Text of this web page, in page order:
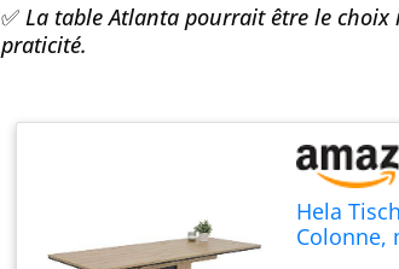
✅ La table Atlanta pourrait être le
praticité.
Hela
Colonne,